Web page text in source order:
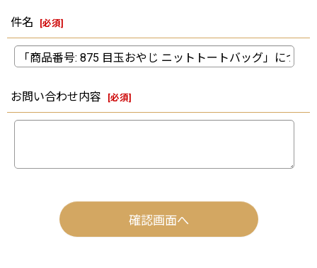
件名 [必須]
お問い合わせ内容 [必須]
確認画面へ